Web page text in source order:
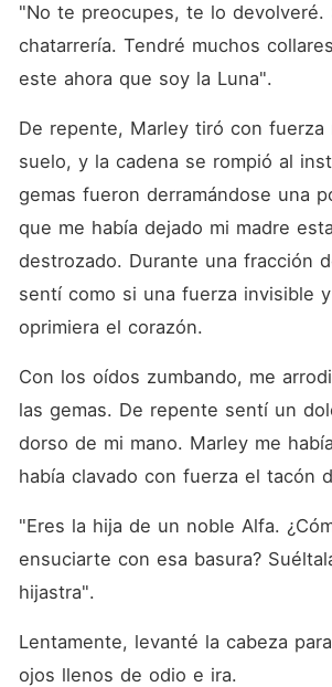
"No te preocupes, te lo devolveré.
chatarrería. Tendré muchos
este ahora que soy la Luna".
De repente, Marley tiró con fuerza
suelo, y la cadena se rompió al
gemas fueron derramándose una
que me había dejado mi madre
destrozado. Durante una fracción
sentí como si una fuerza invisible
oprimiera el corazón.
Con los oídos zumbando, me
las gemas. De repente sentí un
dorso de mi mano. Marley me
había clavado con fuerza el tacón
"Eres la hija de un noble Alfa.
ensuciarte con esa basura?
hijastra".
Lentamente, levanté la cabeza
ojos llenos de odio e ira.